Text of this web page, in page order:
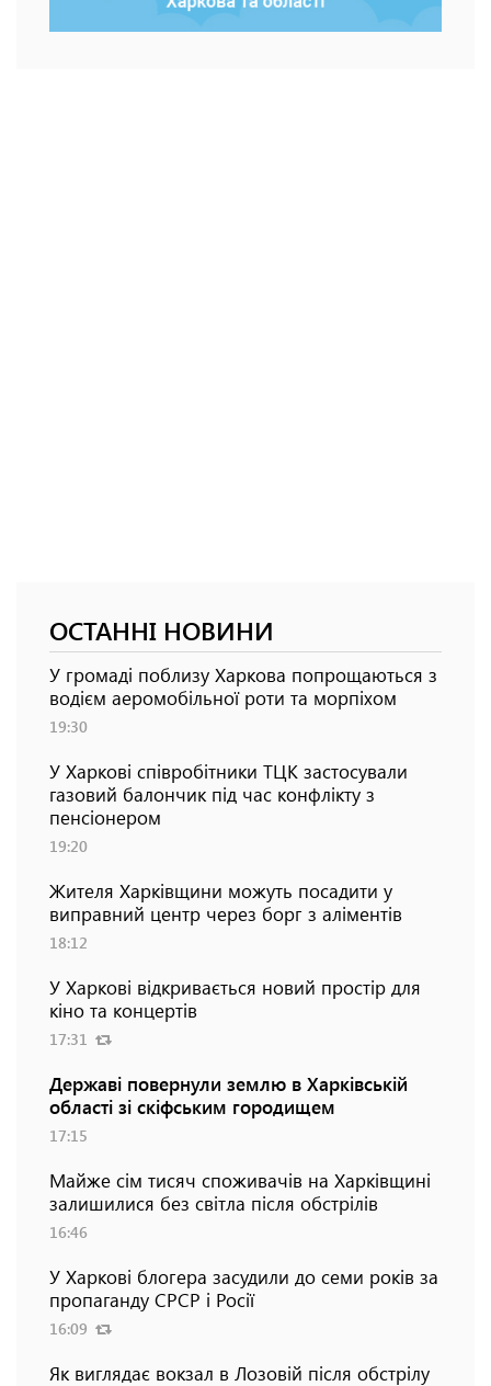
ОСТАННІ НОВИНИ
У громаді поблизу Харкова попрощаються з
водієм аеромобільної роти та морпіхом
19:30
У Харкові співробітники ТЦК застосували
газовий балончик під час конфлікту з
пенсіонером
19:20
Жителя Харківщини можуть посадити у
виправний центр через борг з аліментів
18:12
У Харкові відкривається новий простір для
кіно та концертів
17:31
Державі повернули землю в Харківській
області зі скіфським городищем
17:15
Майже сім тисяч споживачів на Харківщині
залишилися без світла після обстрілів
16:46
У Харкові блогера засудили до семи років за
пропаганду СРСР і Росії
16:09
Як виглядає вокзал в Лозовій після обстрілу